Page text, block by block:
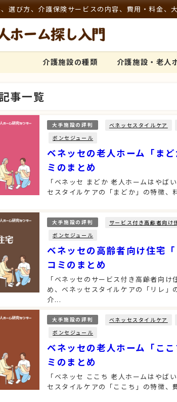
選び方、介護保険サービスの内容、費用・料金、
介護施設の種類 介護施設・老人
事一覧
大手施設の評判 ベネッセスタイルケア
ボンセジュール
ベネッセの老人ホーム「ま
ミのまとめ
「ベネッセ まどか 老人ホームはやば
セスタイルケアの「まどか」の特徴、
大手施設の評判 サービス付き高齢者向け
ボンセジュール
ベネッセの高齢者向け住宅
コミのまとめ
「ベネッセのサービス付き高齢者向
め、ベネッセスタイルケアの「リレ」
介...
大手施設の評判 ベネッセスタイルケア
ボンセジュール
ベネッセの老人ホーム「こ
ミのまとめ
「ベネッセ ここち 老人ホームはやば
セスタイルケアの「ここち」の特徴、